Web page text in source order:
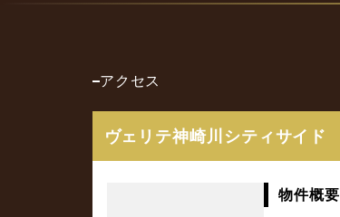
アクセス
ヴェリテ神崎川シティサイド
物件概要